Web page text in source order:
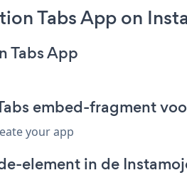
Tabs App on
Tabs App
embed-fragment
your app
element in de